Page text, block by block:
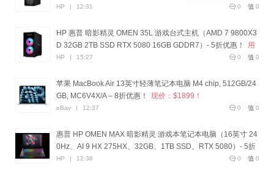
9！
0
0
HP 12:31
HP 惠普 暗影精灵 OMEN 35L 游戏台式主机（AMD 7 9800X3
D 32GB 2TB SSD RTX 5080 16GB GDDR7）- 5折优惠！
用
码后只要：$4399！
0
0
HP 15:27
苹果 MacBook Air 13英寸轻薄笔记本电脑 M4 chip, 512GB/24
GB, MC6V4X/A – 8折优惠！
现价：$1899！
0
0
eBay 12:37
惠普 HP OMEN MAX 暗影精灵 游戏本笔记本电脑（16英寸 24
0Hz、AI 9 HX 275HX、32GB、1TB SSD、RTX 5080）- 5折
优惠！ 用码后只要：$3799！ 0
0
HP 12:36